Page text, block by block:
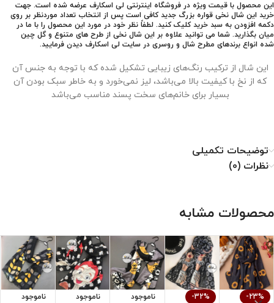
این محصول با قیمت ویژه در فروشگاه اینترنتی لی اسکارف عرضه شده است. جهت
خرید این شال نخی قواره بزرگ جدید کافی است پس از انتخاب تعداد موردنظر بر روی
دکمه افزودن به سبد خرید کلیک کنید. لطفاً نظر خود در مورد این محصول را با ما در
میان بگذارید. شما می توانید علاوه بر این شال نخی از طرح های متنوع و گل چین
شده انواع برندهای مطرح شال و روسری در سایت لی اسکارف دیدن فرمایید.
این شال از ترکیب رنگ‌های زیبایی تشکیل شده که با توجه به جنس آن
که از نخ با کیفیت بالا می‌باشد، لیز نمی‌خورد و به خاطر سبک بودن آن
بسیار برای خانم‌های سخت پسند مناسب می‌باشد
نحوه نگهداری از شال نخی
۴. از سفید کننده استفاده نشود.
توضیحات تکمیلی
نظرات (0)
محصولات مشابه
-23%
-32%
ناموجود ناموجود ناموجود